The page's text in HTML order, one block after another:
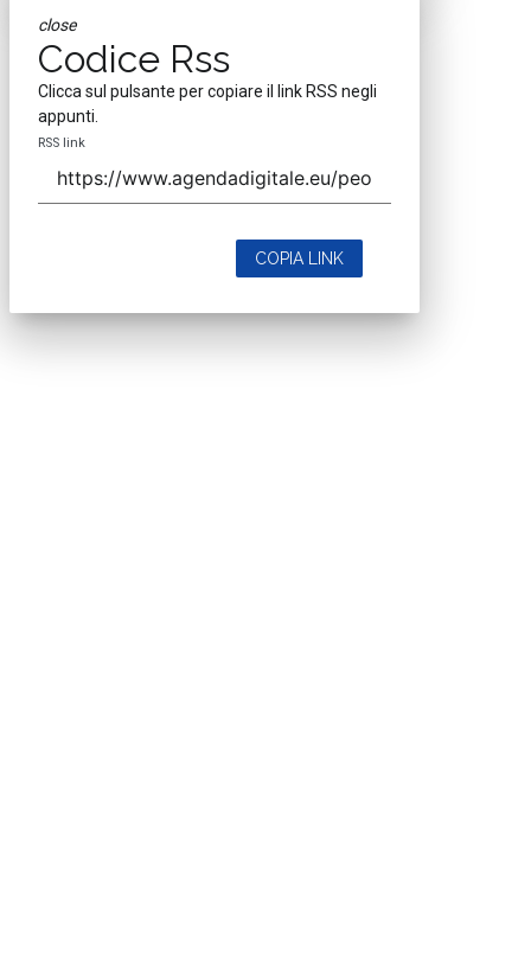
close
Codice Rss
Clicca sul pulsante per copiare il link RSS negli
appunti.
RSS link
COPIA LINK